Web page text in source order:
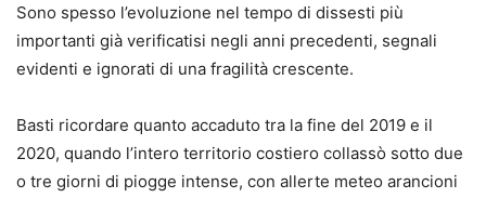
Sono spesso l’evoluzione nel tempo di dissesti più
importanti già verificatisi negli anni precedenti, segnali
evidenti e ignorati di una fragilità crescente.
Basti ricordare quanto accaduto tra la fine del 2019 e il
2020, quando l’intero territorio costiero collassò sotto due
o tre giorni di piogge intense, con allerte meteo arancioni